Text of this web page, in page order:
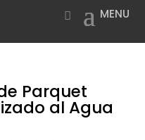
Parquet
al Agua